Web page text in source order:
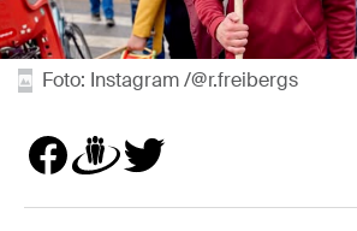
Foto: Instagram /@r.freibergs